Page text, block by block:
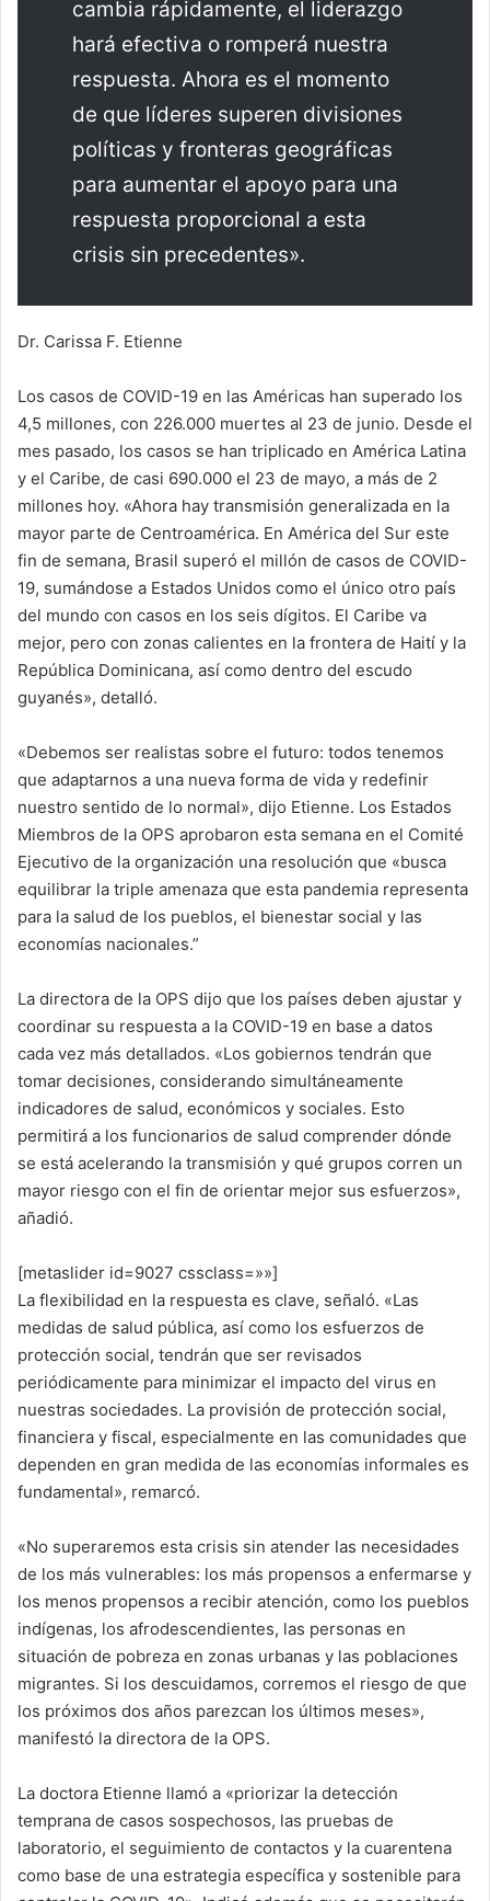
cambia rápidamente, el liderazgo
hará efectiva o romperá nuestra
respuesta. Ahora es el momento
de que líderes superen divisiones
políticas y fronteras geográficas
para aumentar el apoyo para una
respuesta proporcional a esta
crisis sin precedentes».
Dr. Carissa F. Etienne
Los casos de COVID-19 en las Américas han superado los
4,5 millones, con 226.000 muertes al 23 de junio. Desde el
mes pasado, los casos se han triplicado en América Latina
y el Caribe, de casi 690.000 el 23 de mayo, a más de 2
millones hoy. «Ahora hay transmisión generalizada en la
mayor parte de Centroamérica. En América del Sur este
fin de semana, Brasil superó el millón de casos de COVID-
19, sumándose a Estados Unidos como el único otro país
del mundo con casos en los seis dígitos. El Caribe va
mejor, pero con zonas calientes en la frontera de Haití y la
República Dominicana, así como dentro del escudo
guyanés», detalló.
«Debemos ser realistas sobre el futuro: todos tenemos
que adaptarnos a una nueva forma de vida y redefinir
nuestro sentido de lo normal», dijo Etienne. Los Estados
Miembros de la OPS aprobaron esta semana en el Comité
Ejecutivo de la organización una resolución que «busca
equilibrar la triple amenaza que esta pandemia representa
para la salud de los pueblos, el bienestar social y las
economías nacionales.”
La directora de la OPS dijo que los países deben ajustar y
coordinar su respuesta a la COVID-19 en base a datos
cada vez más detallados. «Los gobiernos tendrán que
tomar decisiones, considerando simultáneamente
indicadores de salud, económicos y sociales. Esto
permitirá a los funcionarios de salud comprender dónde
se está acelerando la transmisión y qué grupos corren un
mayor riesgo con el fin de orientar mejor sus esfuerzos»,
añadió.
[metaslider id=9027 cssclass=»»]
La flexibilidad en la respuesta es clave, señaló. «Las
medidas de salud pública, así como los esfuerzos de
protección social, tendrán que ser revisados
periódicamente para minimizar el impacto del virus en
nuestras sociedades. La provisión de protección social,
financiera y fiscal, especialmente en las comunidades que
dependen en gran medida de las economías informales es
fundamental», remarcó.
«No superaremos esta crisis sin atender las necesidades
de los más vulnerables: los más propensos a enfermarse y
los menos propensos a recibir atención, como los pueblos
indígenas, los afrodescendientes, las personas en
situación de pobreza en zonas urbanas y las poblaciones
migrantes. Si los descuidamos, corremos el riesgo de que
los próximos dos años parezcan los últimos meses»,
manifestó la directora de la OPS.
La doctora Etienne llamó a «priorizar la detección
temprana de casos sospechosos, las pruebas de
laboratorio, el seguimiento de contactos y la cuarentena
como base de una estrategia específica y sostenible para